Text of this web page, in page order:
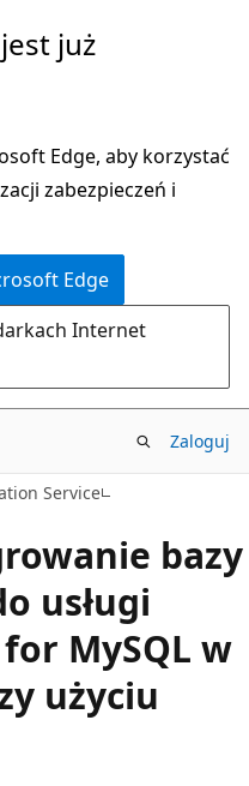
już
Edge, aby korzystać
zabezpieczeń i
Edge
Internet
Zaloguj
Service
bazy
usługi
MySQL w
użyciu